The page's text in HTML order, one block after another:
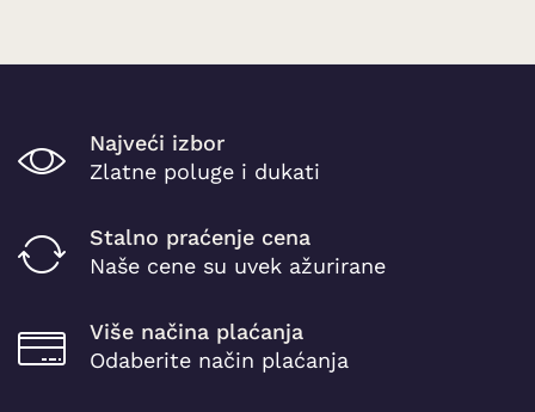
Najveći izbor
Zlatne poluge i dukati
Stalno praćenje cena
Naše cene su uvek ažurirane
Više načina plaćanja
Odaberite način plaćanja